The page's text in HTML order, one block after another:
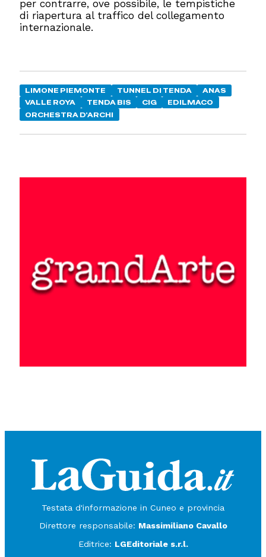
per contrarre, ove possibile, le tempistiche
di riapertura al traffico del collegamento
internazionale.
LIMONE PIEMONTE TUNNEL DI TENDA
ANAS
VALLE ROYA
TENDA BIS CIG
EDILMACO
ORCHESTRA D'ARCHI
Testata d'informazione in Cuneo e provincia
Direttore responsabile: Massimiliano Cavallo
Editrice: LGEditoriale s.r.l.